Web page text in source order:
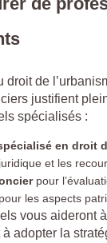
droit de
justifient
spécialisés :
en droit
et les
pour
pour les aspects
vous aideront
adopter la